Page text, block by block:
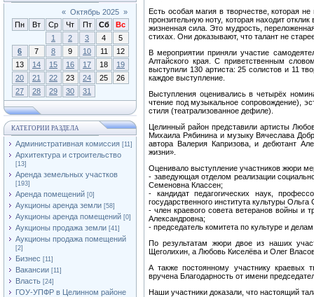
« Октябрь 2025 »
Пн
Вт Ср Чт Пт Сб
Вс
1
2 3 4
5
6
7 8 9 10 11
12
13
14 15 16 17 18
19
20
21 22 23 24 25
26
27
28 29 30 31
КАТЕГОРИИ РАЗДЕЛА
Административная комиссия [11]
Архитектура и строительство
[13]
Аренда земельных участков
[193]
Аренда помещений [0]
Аукционы аренда земли [58]
Аукционы аренда помещений [0]
Аукционы продажа земли [41]
Аукционы продажа помещений
[2]
Бизнес [11]
Вакансии [11]
Власть [24]
ГОУ-УПФР в Целинном районе
Есть особая магия в творчестве, которая
пронзительную ноту, которая находит
жизненная сила. Это мудрость,
стихах. Они доказывают, что талант не
В мероприятии приняли участие
Алтайского края. С приветственным
выступили 130 артиста: 25 солистов и 11
каждое выступление.
Выступления оценивались в четырёх
чтение под музыкальное сопровождение),
стиля (театрализованное дефиле).
Целинный район представили артисты
Михаила Рябинина и музыку Вячеслава
автора Валерия Капризова, и дебютант
жизни».
Оценивало выступление участников жюри
- заведующая отделом реализации
Семеновна Классен;
- кандидат педагогических наук,
государственного института культуры
- член краевого совета ветеранов войны и
Александровна;
- председатель комитета по культуре и
По результатам жюри двое из наших
Щеголихин, а Любовь Киселёва и Олег
А также постоянному участнику краевых
вручена Благодарность от имени
Наши участники доказали, что настоящий